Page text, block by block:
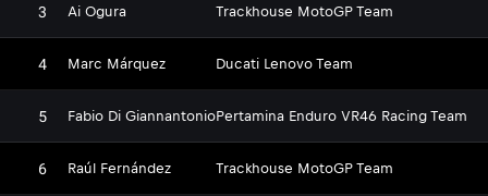
3 Ai Ogura Trackhouse MotoGP Team
4 Marc Márquez Ducati Lenovo Team
5 Fabio Di GiannantonioPertamina Enduro VR46 Racing Team
6 Raúl Fernández Trackhouse MotoGP Team